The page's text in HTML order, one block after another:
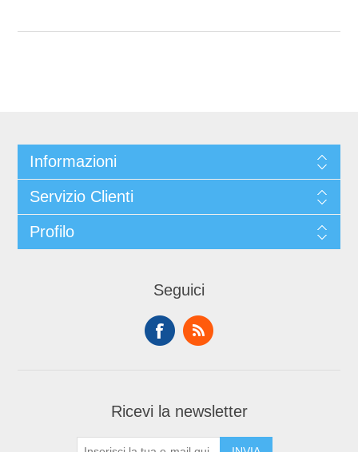
Informazioni
Servizio Clienti
Profilo
Seguici
Ricevi la newsletter